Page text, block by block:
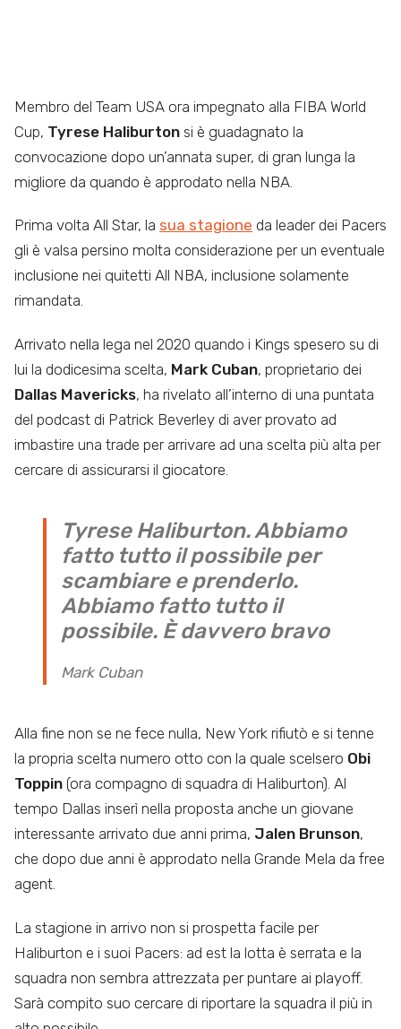
Membro del Team USA ora impegnato alla FIBA World
Cup, Tyrese Haliburton si è guadagnato la
convocazione dopo un’annata super, di gran lunga la
migliore da quando è approdato nella NBA.
Prima volta All Star, la sua stagione da leader dei Pacers
gli è valsa persino molta considerazione per un eventuale
inclusione nei quitetti All NBA, inclusione solamente
rimandata.
Arrivato nella lega nel 2020 quando i Kings spesero su di
lui la dodicesima scelta, Mark Cuban, proprietario dei
Dallas Mavericks, ha rivelato all’interno di una puntata
del podcast di Patrick Beverley di aver provato ad
imbastire una trade per arrivare ad una scelta più alta per
cercare di assicurarsi il giocatore.
Tyrese Haliburton. Abbiamo
fatto tutto il possibile per
scambiare e prenderlo.
Abbiamo fatto tutto il
possibile. È davvero bravo
Mark Cuban
Alla fine non se ne fece nulla, New York rifiutò e si tenne
la propria scelta numero otto con la quale scelsero Obi
Toppin (ora compagno di squadra di Haliburton). Al
tempo Dallas inserì nella proposta anche un giovane
interessante arrivato due anni prima, Jalen Brunson,
che dopo due anni è approdato nella Grande Mela da free
agent.
La stagione in arrivo non si prospetta facile per
Haliburton e i suoi Pacers: ad est la lotta è serrata e la
squadra non sembra attrezzata per puntare ai playoff.
Sarà compito suo cercare di riportare la squadra il più in